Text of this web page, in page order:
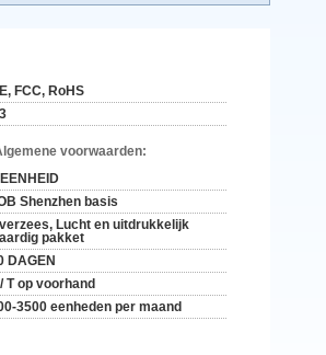
FCC, RoHS
voorwaarden:
Shenzhen basis
Lucht en uitdrukkelijk
pakket
DAGEN
T op voorhand
3500 eenheden per maand